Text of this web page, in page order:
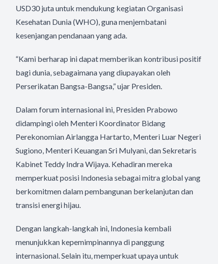
USD30 juta untuk mendukung kegiatan Organisasi
Kesehatan Dunia (WHO), guna menjembatani
kesenjangan pendanaan yang ada.
“Kami berharap ini dapat memberikan kontribusi positif
bagi dunia, sebagaimana yang diupayakan oleh
Perserikatan Bangsa-Bangsa,” ujar Presiden.
Dalam forum internasional ini, Presiden Prabowo
didampingi oleh Menteri Koordinator Bidang
Perekonomian Airlangga Hartarto, Menteri Luar Negeri
Sugiono, Menteri Keuangan Sri Mulyani, dan Sekretaris
Kabinet Teddy Indra Wijaya. Kehadiran mereka
memperkuat posisi Indonesia sebagai mitra global yang
berkomitmen dalam pembangunan berkelanjutan dan
transisi energi hijau.
Dengan langkah-langkah ini, Indonesia kembali
menunjukkan kepemimpinannya di panggung
internasional. Selain itu, memperkuat upaya untuk